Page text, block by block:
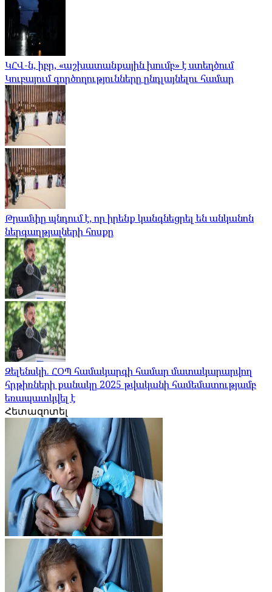
ԿՀՎ-ն, իբր, «աշխատանքային խումբ» է ստեղծում
Կուբայում գործողությունները ընդլայնելու համար
Թրամփը պնդում է, որ իրենք կանգնեցրել են անկանոն
ներգաղթյալների հոսքը
Զելենսկի. ՀՕՊ համակարգի համար մատակարարվող
հրթիռների քանակը 2025 թվականի համեմատությամբ
եռապատկվել է
Հետազոտել